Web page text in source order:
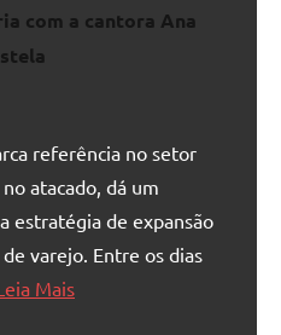
com a cantora Ana
referência no setor
atacado, dá um
estratégia de expansão
varejo. Entre os dias
Mais